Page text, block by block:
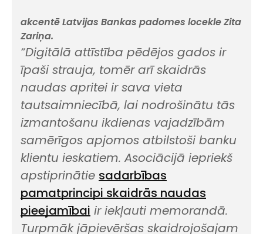
akcentē Latvijas Bankas padomes locekle Zita
Zariņa.
“Digitālā attīstība pēdējos gados ir
īpaši strauja, tomēr arī skaidrās
naudas apritei ir sava vieta
tautsaimniecībā, lai nodrošinātu tās
izmantošanu ikdienas vajadzībām
samērīgos apjomos atbilstoši banku
klientu ieskatiem. Asociācijā iepriekš
apstiprinātie sadarbības
pamatprincipi skaidrās naudas
pieejamībai ir iekļauti memorandā.
Turpmāk jāpievēršas skaidrojošajam